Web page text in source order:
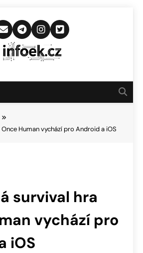
Novinkám
Human vychází pro Android a iOS
survival hra
vychází pro
iOS